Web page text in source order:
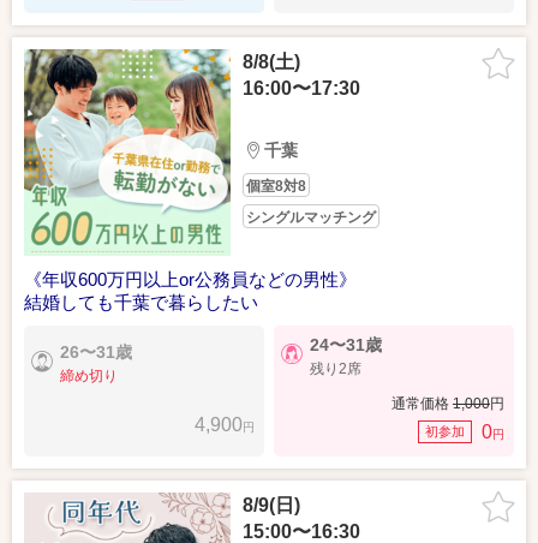
8/8(土)
16:00〜17:30
千葉
個室8対8
シングルマッチング
《年収600万円以上or公務員などの男性》
結婚しても千葉で暮らしたい
26〜31歳
締め切り
4,900円
24〜31歳
残り2席
通常価格 1,000円
初参加 0円
8/9(日)
15:00〜16:30